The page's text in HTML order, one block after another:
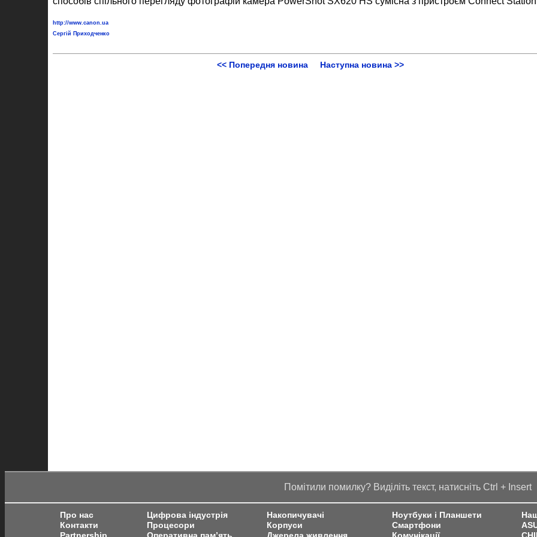
http://www.canon.ua
Сергій Приходченко
<< Попередня новина Наступна новина >>
Помітили помилку? Виділіть текст, натисніть Ctrl + Insert
Про нас
Контакти
Цифрова індустрія
Процесори
Накопичувачі
Корпуси
Ноутбуки і Планшети
Смартфони